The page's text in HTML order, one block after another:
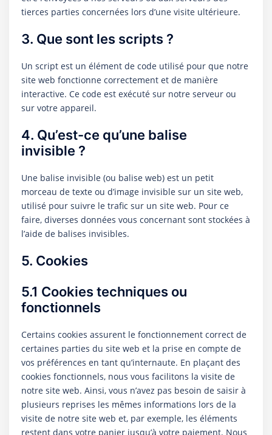
tierces parties concernées lors d’une visite ultérieure.
3. Que sont les scripts ?
Un script est un élément de code utilisé pour que notre
site web fonctionne correctement et de manière
interactive. Ce code est exécuté sur notre serveur ou
sur votre appareil.
4. Qu’est-ce qu’une balise
invisible ?
Une balise invisible (ou balise web) est un petit
morceau de texte ou d’image invisible sur un site web,
utilisé pour suivre le trafic sur un site web. Pour ce
faire, diverses données vous concernant sont stockées à
l’aide de balises invisibles.
5. Cookies
5.1 Cookies techniques ou
fonctionnels
Certains cookies assurent le fonctionnement correct de
certaines parties du site web et la prise en compte de
vos préférences en tant qu’internaute. En plaçant des
cookies fonctionnels, nous vous facilitons la visite de
notre site web. Ainsi, vous n’avez pas besoin de saisir à
plusieurs reprises les mêmes informations lors de la
visite de notre site web et, par exemple, les éléments
restent dans votre panier jusqu’à votre paiement. Nous